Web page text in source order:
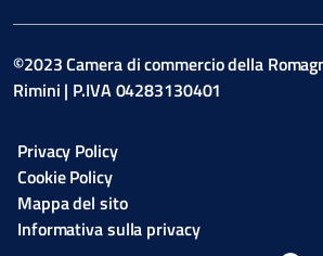
©2023 Camera di commercio della
Rimini | P.IVA 04283130401
Privacy Policy
Cookie Policy
Mappa del sito
Informativa sulla privacy